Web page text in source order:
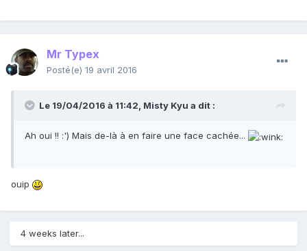
Mr Typex
Posté(e) 19 avril 2016
Le 19/04/2016 à 11:42, Misty Kyu a dit :
Ah oui !! :') Mais de-là à en faire une face cachée...
ouip
4 weeks later...